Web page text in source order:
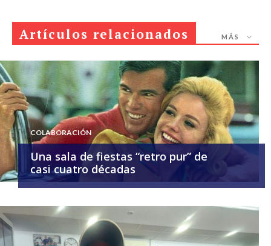
Artículos relacionados MÁS
COLABORACIÓN
Una sala de fiestas “retro pur” de
casi cuatro décadas